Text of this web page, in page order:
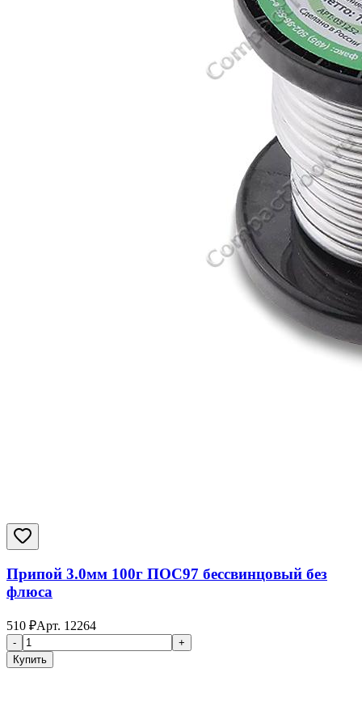
Припой 3.0мм 100г ПОС97 бессвинцовый без
флюса
510 ₽Арт. 12264
-
+
Купить